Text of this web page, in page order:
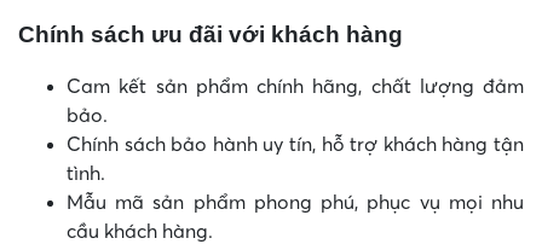
Chính sách ưu đãi với khách hàng
Cam kết sản phẩm chính hãng, chất lượng đảm
bảo.
Chính sách bảo hành uy tín, hỗ trợ khách hàng tận
tình.
Mẫu mã sản phẩm phong phú, phục vụ mọi nhu
cầu khách hàng.